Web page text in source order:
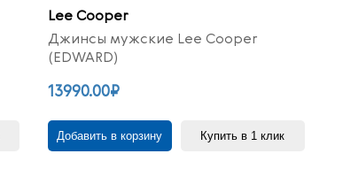
Lee Cooper
Джинсы мужские Lee Cooper
(EDWARD)
13990.00₽
Добавить в корзину Купить в 1 клик